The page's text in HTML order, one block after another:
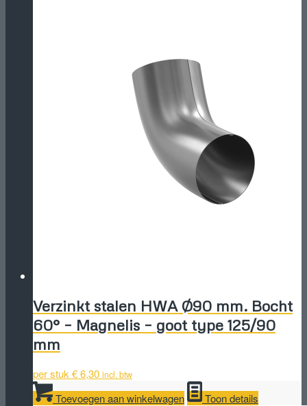
Verzinkt stalen HWA Ø90 mm. Bocht
60° – Magnelis – goot type 125/90
mm
per stuk €6,30 incl. btw
Toevoegen aan winkelwagen Toon details